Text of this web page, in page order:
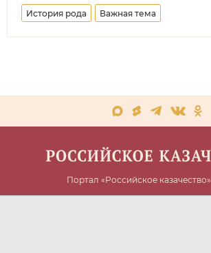
История рода Важная тема
Портал «Российское